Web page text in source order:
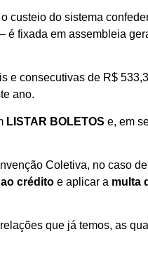
custeio do sistema
é fixada em assembleia
e consecutivas de R$
ano.
LISTAR BOLETOS e, em
Coletiva, no caso
crédito e aplicar a multa
que já temos, as